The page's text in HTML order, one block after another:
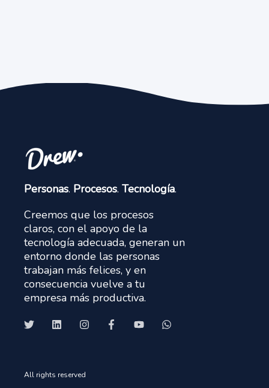
Personas. Procesos. Tecnología.
Creemos que los procesos
claros, con el apoyo de la
tecnología adecuada, generan un
entorno donde las personas
trabajan más felices, y en
consecuencia vuelve a tu
empresa más productiva.
All rights reserved